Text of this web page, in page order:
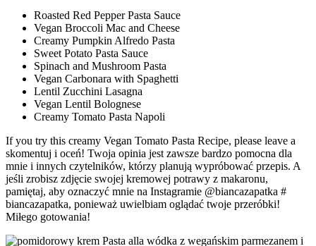
Roasted Red Pepper Pasta Sauce
Vegan Broccoli Mac and Cheese
Creamy Pumpkin Alfredo Pasta
Sweet Potato Pasta Sauce
Spinach and Mushroom Pasta
Vegan Carbonara with Spaghetti
Lentil Zucchini Lasagna
Vegan Lentil Bolognese
Creamy Tomato Pasta Napoli
If you try this creamy Vegan Tomato Pasta Recipe, please leave a
skomentuj i oceń! Twoja opinia jest zawsze bardzo pomocna dla
mnie i innych czytelników, którzy planują wypróbować przepis. A
jeśli zrobisz zdjęcie swojej kremowej potrawy z makaronu,
pamiętaj, aby oznaczyć mnie na Instagramie @biancazapatka #
biancazapatka, ponieważ uwielbiam oglądać twoje przeróbki!
Miłego gotowania!